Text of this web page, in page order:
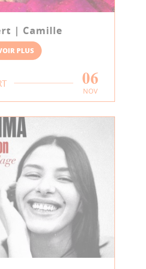
| Camille
PLUS
06
NOV